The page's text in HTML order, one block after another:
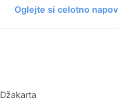
Oglejte si celotno
Džakarta